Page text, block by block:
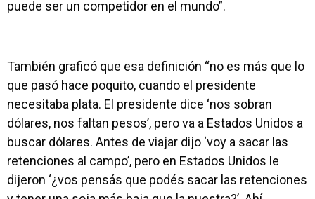
puede ser un competidor en el mundo”.
También graficó que esa definición “no es más que lo
que pasó hace poquito, cuando el presidente
necesitaba plata. El presidente dice ‘nos sobran
dólares, nos faltan pesos’, pero va a Estados Unidos a
buscar dólares. Antes de viajar dijo ‘voy a sacar las
retenciones al campo’, pero en Estados Unidos le
dijeron ‘¿vos pensás que podés sacar las retenciones